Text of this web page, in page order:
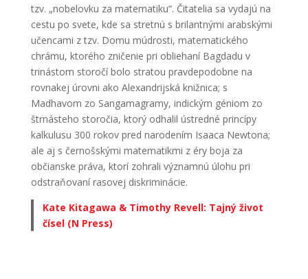
tzv. „nobelovku za matematiku“. Čitatelia sa vydajú na
cestu po svete, kde sa stretnú s brilantnými arabskými
učencami z tzv. Domu múdrosti, matematického
chrámu, ktorého zničenie pri obliehaní Bagdadu v
trinástom storočí bolo stratou pravdepodobne na
rovnakej úrovni ako Alexandrijská knižnica; s
Madhavom zo Sangamagramy, indickým géniom zo
štrnásteho storočia, ktorý odhalil ústredné princípy
kalkulusu 300 rokov pred narodením Isaaca Newtona;
ale aj s černošskými matematikmi z éry boja za
občianske práva, ktorí zohrali významnú úlohu pri
odstraňovaní rasovej diskriminácie.
Kate Kitagawa & Timothy Revell: Tajný život
čísel (N Press)